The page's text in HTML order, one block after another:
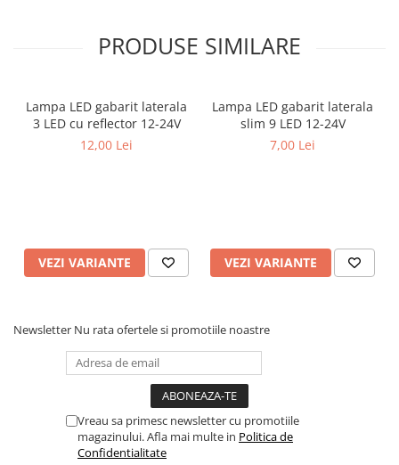
Covorase NISSAN
Covorase PEUGEOT
Covorase PORSCHE
Covorase RENAULT
Covorase SUZUKI
Covorase VOLKSWAGEN
Covorase VOLVO
Tavite Portbagaj
Adaptoare Bricheta Auto
Antene Auto
culoare lumina DRL: alb rece
culoare semnalizare: galben
flexibilitate: da
posibilitate ajustare lungime: da
PRODUSE SIMILARE
Lampa LED gabarit laterala
3 LED cu reflector 12-24V
12,00 Lei
VEZI VARIANTE
Lampa LED gabarit laterala
slim 9 LED 12-24V
7,00 Lei
VEZI VARIANTE
Newsletter Nu rata ofertele si promotiile noastre
Vreau sa primesc newsletter cu promotiile
magazinului. Afla mai multe in Politica de
Confidentialitate